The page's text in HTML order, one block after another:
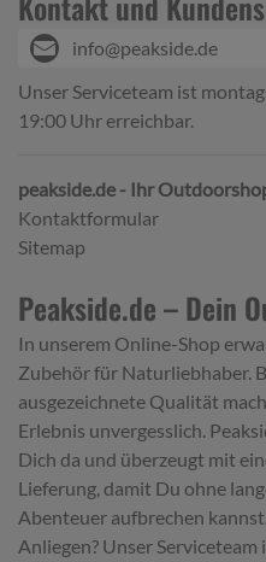
info@peakside.de
Unser Serviceteam ist
19:00 Uhr erreichbar.
peakside.de - Ihr
Kontaktformular
Sitemap
Peakside.de – Dein
In unserem Online-Shop
Zubehör für Naturliebhaber.
ausgezeichnete Qualität
Erlebnis unvergesslich.
Dich da und überzeugt mit
Lieferung, damit Du ohne
Abenteuer aufbrechen
Anliegen? Unser